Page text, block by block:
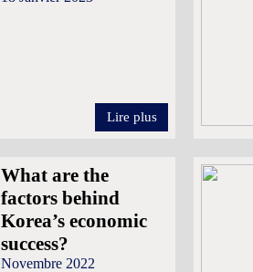
Lire plus
What are the
factors behind
Korea’s economic
success?
Novembre 2022